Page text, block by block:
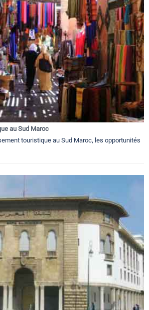
au Sud Maroc
touristique au Sud Maroc, les opportunités